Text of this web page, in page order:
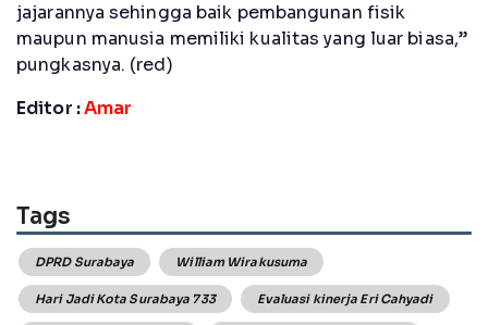
jajarannya sehingga baik pembangunan fisik
maupun manusia memiliki kualitas yang luar biasa,”
pungkasnya. (red)
Editor :Amar
Tags
DPRD Surabaya William Wirakusuma
Hari Jadi Kota Surabaya 733 Evaluasi kinerja Eri Cahyadi